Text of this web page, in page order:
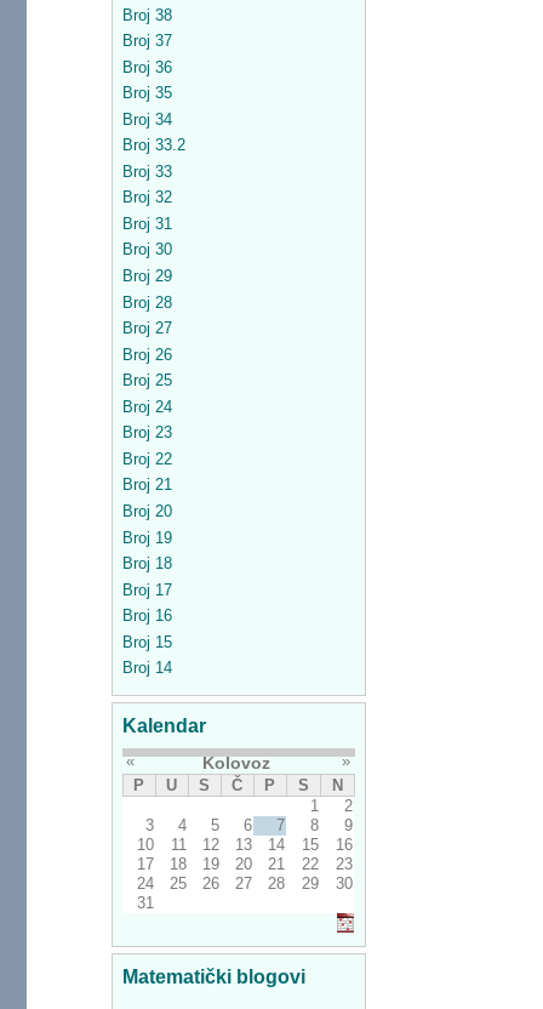
Broj 38
Broj 37
Broj 36
Broj 35
Broj 34
Broj 33.2
Broj 33
Broj 32
Broj 31
Broj 30
Broj 29
Broj 28
Broj 27
Broj 26
Broj 25
Broj 24
Broj 23
Broj 22
Broj 21
Broj 20
Broj 19
Broj 18
Broj 17
Broj 16
Broj 15
Broj 14
Kalendar
« Kolovoz
»
P
U S Č P S
N
1
2
3
4 5 6 7 8
9
10
11 12 13 14 15
16
17
18 19 20 21 22
23
24
25 26 27 28 29
30
31
Matematički blogovi